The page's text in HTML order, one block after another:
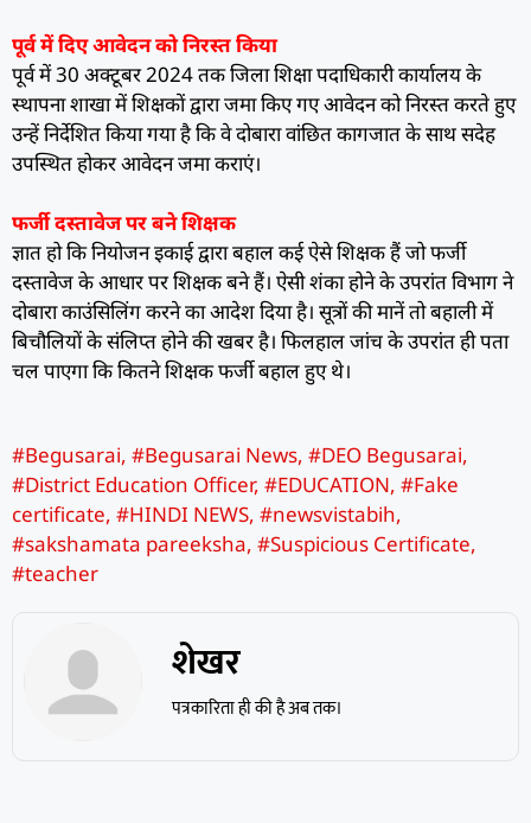
पूर्व में दिए आवेदन को निरस्त किया
पूर्व में 30 अक्टूबर 2024 तक जिला शिक्षा पदाधिकारी कार्यालय के
स्थापना शाखा में शिक्षकों द्वारा जमा किए गए आवेदन को निरस्त करते हुए
उन्हें निर्देशित किया गया है कि वे दोबारा वांछित कागजात के साथ सदेह
उपस्थित होकर आवेदन जमा कराएं।
फर्जी दस्तावेज पर बने शिक्षक
ज्ञात हो कि नियोजन इकाई द्वारा बहाल कई ऐसे शिक्षक हैं जो फर्जी
दस्तावेज के आधार पर शिक्षक बने हैं। ऐसी शंका होने के उपरांत विभाग ने
दोबारा काउंसिलिंग करने का आदेश दिया है। सूत्रों की मानें तो बहाली में
बिचौलियों के संलिप्त होने की खबर है। फिलहाल जांच के उपरांत ही पता
चल पाएगा कि कितने शिक्षक फर्जी बहाल हुए थे।
#Begusarai, #Begusarai News, #DEO Begusarai,
#District Education Officer, #EDUCATION, #Fake
certificate, #HINDI NEWS, #newsvistabih,
#sakshamata pareeksha, #Suspicious Certificate,
#teacher
शेखर
पत्रकारिता ही की है अब तक।